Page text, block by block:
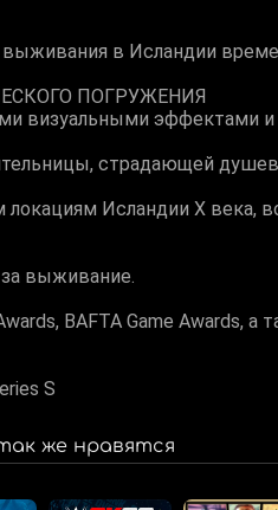
в Исландии
ПОГРУЖЕНИЯ
визуальными эффектами
страдающей
Исландии X века,
выживание.
BAFTA Game Awards,
S
же нравятся